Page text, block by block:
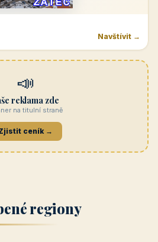
Navštívit →
📣
reklama zde
na titulní straně
ceník →
regiony
kraj)
Žilinský
Střední Čechy
(Středočeský